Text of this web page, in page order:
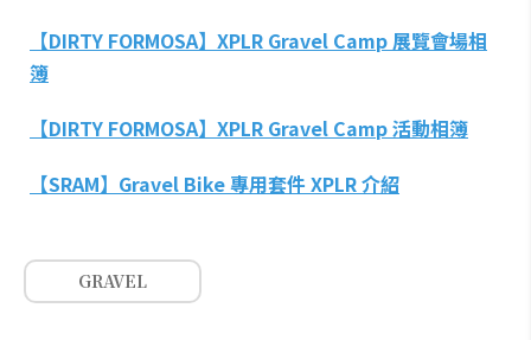
【DIRTY FORMOSA】XPLR Gravel Camp 展覽會場相
簿
【DIRTY FORMOSA】XPLR Gravel Camp 活動相簿
【SRAM】Gravel Bike 專用套件 XPLR 介紹
GRAVEL